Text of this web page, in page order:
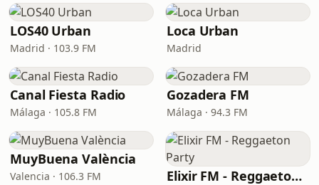
LOS40 Urban
Madrid · 103.9 FM
Loca Urban
Madrid
Canal Fiesta Radio
Málaga · 105.8 FM
Gozadera FM
Málaga · 94.3 FM
MuyBuena València
Valencia · 106.3 FM Elixir FM - Reggaeton Party